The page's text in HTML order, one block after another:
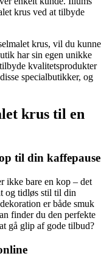
krus ved at tilbyde
krus, vil du kunne
har sin egen unikke
kvalitetsprodukter
specialbutikker, og
krus til en
til din kaffepause
ikke bare en kop – det
og tidløs stil til din
er både smuk
finder du den perfekte
gå glip af gode tilbud?